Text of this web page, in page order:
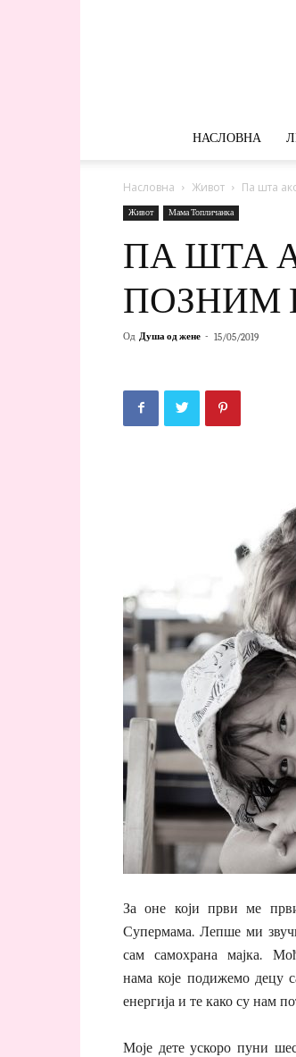
НАСЛОВНА
Насловна Живот Па шта
Живот Мама Топличанка
ПА ШТА
ПОЗНИМ
Од Душа од жене - 15/05/2019
За оне који први ме
Супермама. Лепше ми
сам самохрана мајка.
нама које подижемо децу
енергија и те како су нам
Моје дете ускоро пуни